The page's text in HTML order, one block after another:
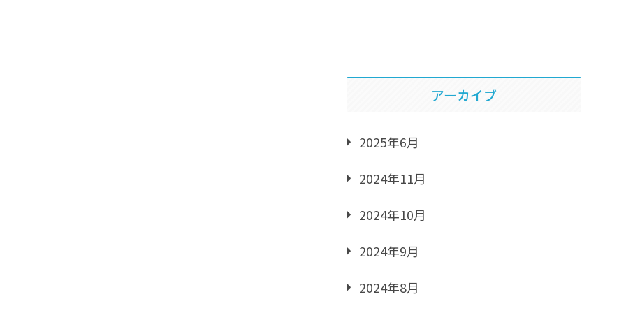
アーカイブ
2025年6月
2024年11月
2024年10月
2024年9月
2024年8月